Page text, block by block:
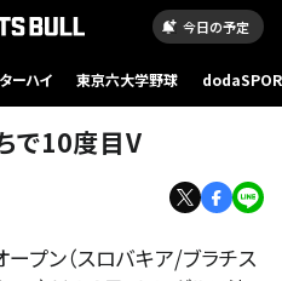
今日の予定
ーハイ 東京六大学野球
で10度目V
プン（スロバキア/ブラチス